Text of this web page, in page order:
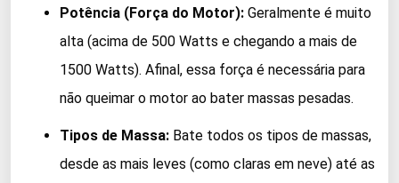
Potência (Força do Motor): Geralmente é muito
alta (acima de 500 Watts e chegando a mais de
1500 Watts). Afinal, essa força é necessária para
não queimar o motor ao bater massas pesadas.
Tipos de Massa: Bate todos os tipos de massas,
desde as mais leves (como claras em neve) até as